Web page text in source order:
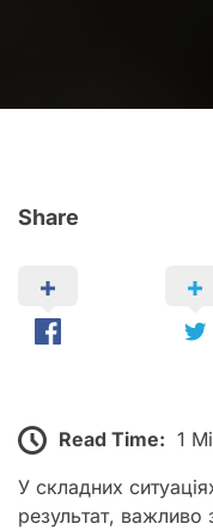
Share
Read Time: 1
У складних
результат, важливо